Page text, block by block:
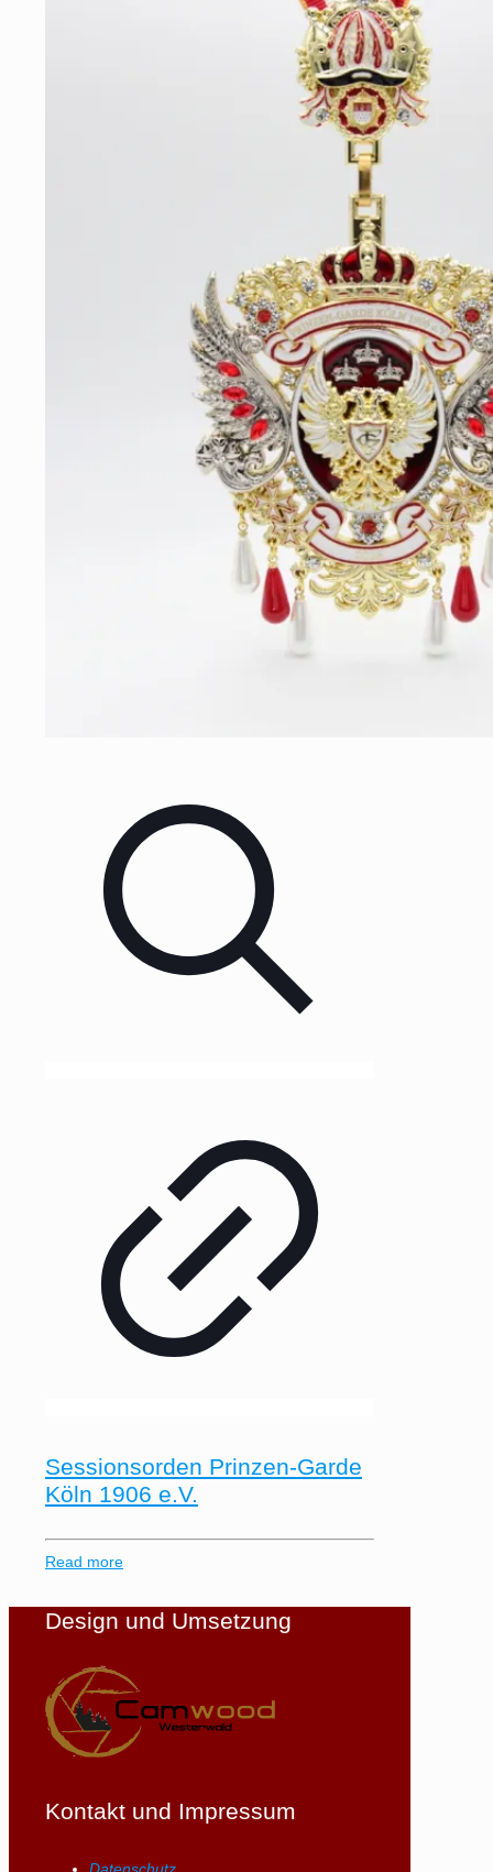
Sessionsorden Prinzen-Garde
Köln 1906 e.V.
Read more
Design und Umsetzung
Kontakt und Impressum
Datenschutz